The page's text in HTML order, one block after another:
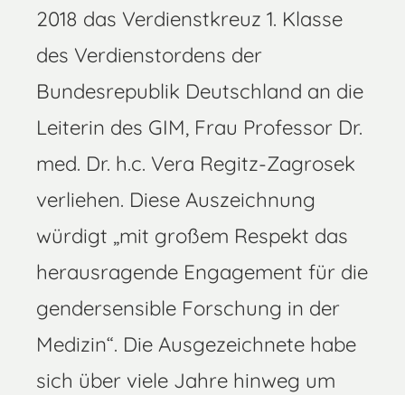
2018 das Verdienstkreuz 1. Klasse
des Verdienstordens der
Bundesrepublik Deutschland an die
Leiterin des GIM, Frau Professor Dr.
med. Dr. h.c. Vera Regitz-Zagrosek
verliehen. Diese Auszeichnung
würdigt „mit großem Respekt das
herausragende Engagement für die
gendersensible Forschung in der
Medizin“. Die Ausgezeichnete habe
sich über viele Jahre hinweg um